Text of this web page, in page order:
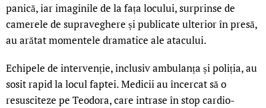
panică, iar imaginile de la fața locului, surprinse de
camerele de supraveghere și publicate ulterior în presă,
au arătat momentele dramatice ale atacului.
Echipele de intervenție, inclusiv ambulanța și poliția, au
sosit rapid la locul faptei. Medicii au încercat să o
resusciteze pe Teodora, care intrase în stop cardio-